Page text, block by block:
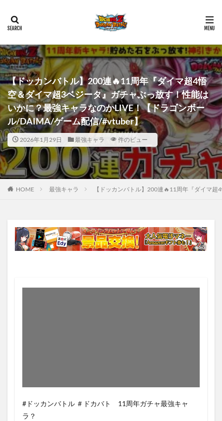
【ドッカンバトル】200連🔥11周年『ダイマ超4悟
空＆ダイマ超3ベジータ』ガチャぶっ放す！性能は
いかに？最強キャラなのかLIVE！【ドラゴンボー
ル/DAIMA/ゲーム配信/#vtuber】
2026年1月29日 最強キャラ 件のビュー
HOME 最強キャラ 【ドッカンバトル】200連🔥11周年『ダイマ
#ドッカンバトル ＃ドカバト 11周年ガチャ最強キャ
ラ？